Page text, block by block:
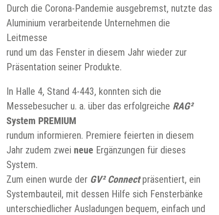
Durch die Corona-Pandemie ausgebremst, nutzte das
Aluminium verarbeitende Unternehmen die
Leitmesse
rund um das Fenster in diesem Jahr wieder zur
Präsentation seiner Produkte.
In Halle 4, Stand 4-443, konnten sich die
Messebesucher u. a. über das erfolgreiche RAG²
System PREMIUM
rundum informieren. Premiere feierten in diesem
Jahr zudem zwei neue Ergänzungen für dieses
System.
Zum einen wurde der GV² Connectpräsentiert, ein
Systembauteil, mit dessen Hilfe sich Fensterbänke
unterschiedlicher Ausladungen bequem, einfach und